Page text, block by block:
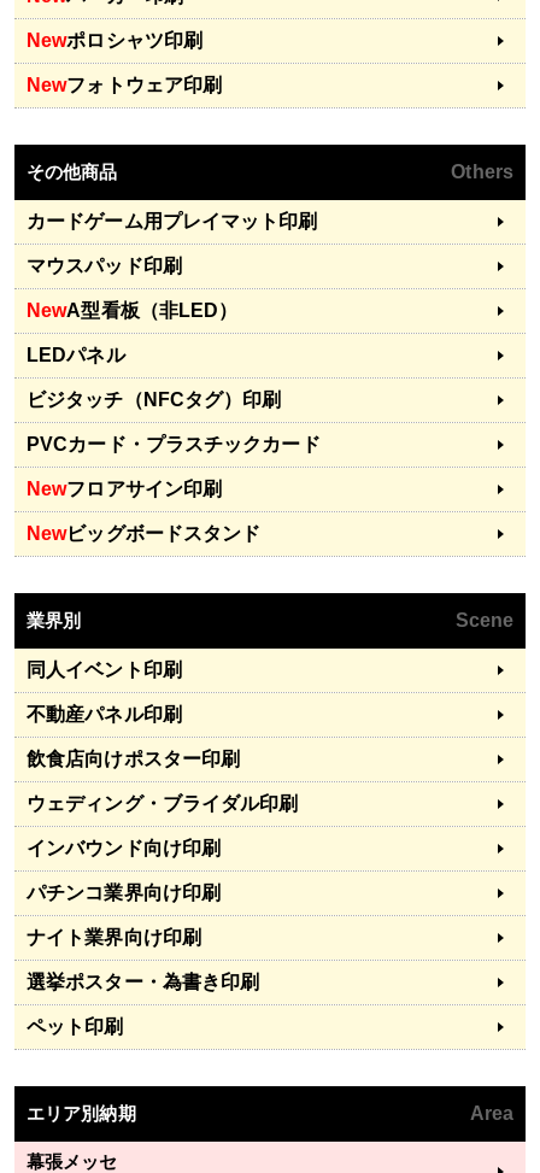
Newポロシャツ印刷
Newフォトウェア印刷
その他商品 Others
カードゲーム用プレイマット印刷
マウスパッド印刷
NewA型看板（非LED）
LEDパネル
ビジタッチ（NFCタグ）印刷
PVCカード・プラスチックカード
Newフロアサイン印刷
Newビッグボードスタンド
業界別 Scene
同人イベント印刷
不動産パネル印刷
飲食店向けポスター印刷
ウェディング・ブライダル印刷
インバウンド向け印刷
パチンコ業界向け印刷
ナイト業界向け印刷
選挙ポスター・為書き印刷
ペット印刷
エリア別納期 Area
幕張メッセ